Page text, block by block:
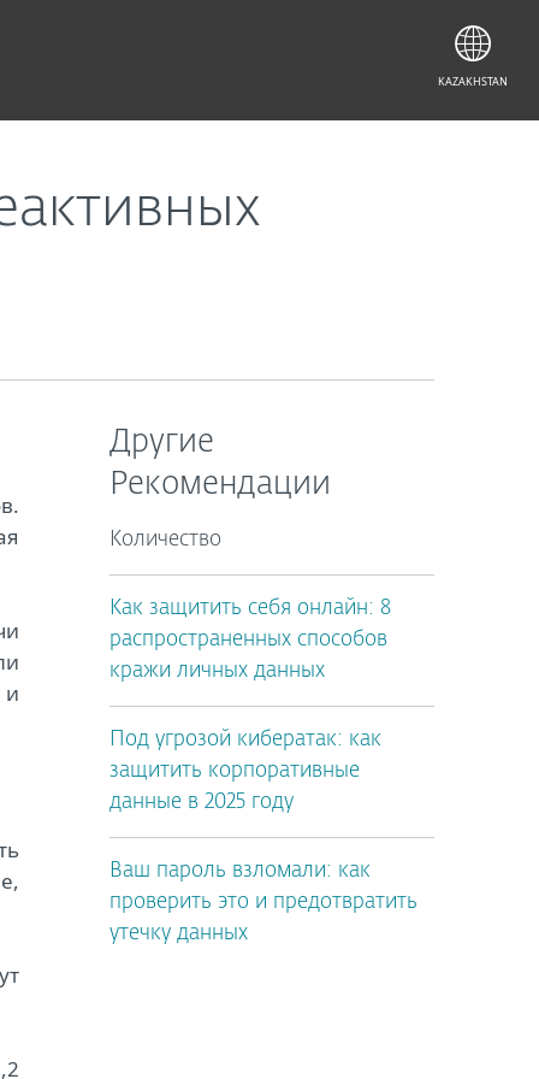
Другие
Рекомендации
Количество
Как защитить себя онлайн: 8
распространенных способов
кражи личных данных
Под угрозой кибератак: как
защитить корпоративные
данные в 2025 году
Ваш пароль взломали: как
проверить это и предотвратить
утечку данных
KAZAKHSTAN